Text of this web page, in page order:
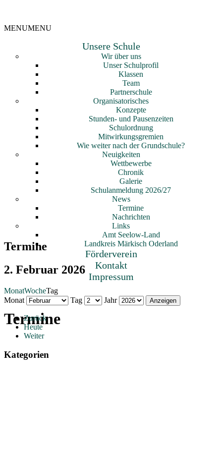
MENUMENU
Unsere Schule
Wir über uns
Unser Schulprofil
Klassen
Team
Partnerschule
Organisatorisches
Konzepte
Stunden- und Pausenzeiten
Schulordnung
Mitwirkungsgremien
Wie weiter nach der Grundschule?
Neuigkeiten
Wettbewerbe
Chronik
Galerie
Schulanmeldung 2026/27
News
Termine
Nachrichten
Links
Amt Seelow-Land
Landkreis Märkisch Oderland
Förderverein
Kontakt
Impressum
Termine
Termine
2. Februar 2026
MonatWocheTag
Monat
Tag Jahr
Zurück
Heute
Weiter
Kategorien